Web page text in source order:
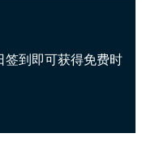
签到即可获得免费时